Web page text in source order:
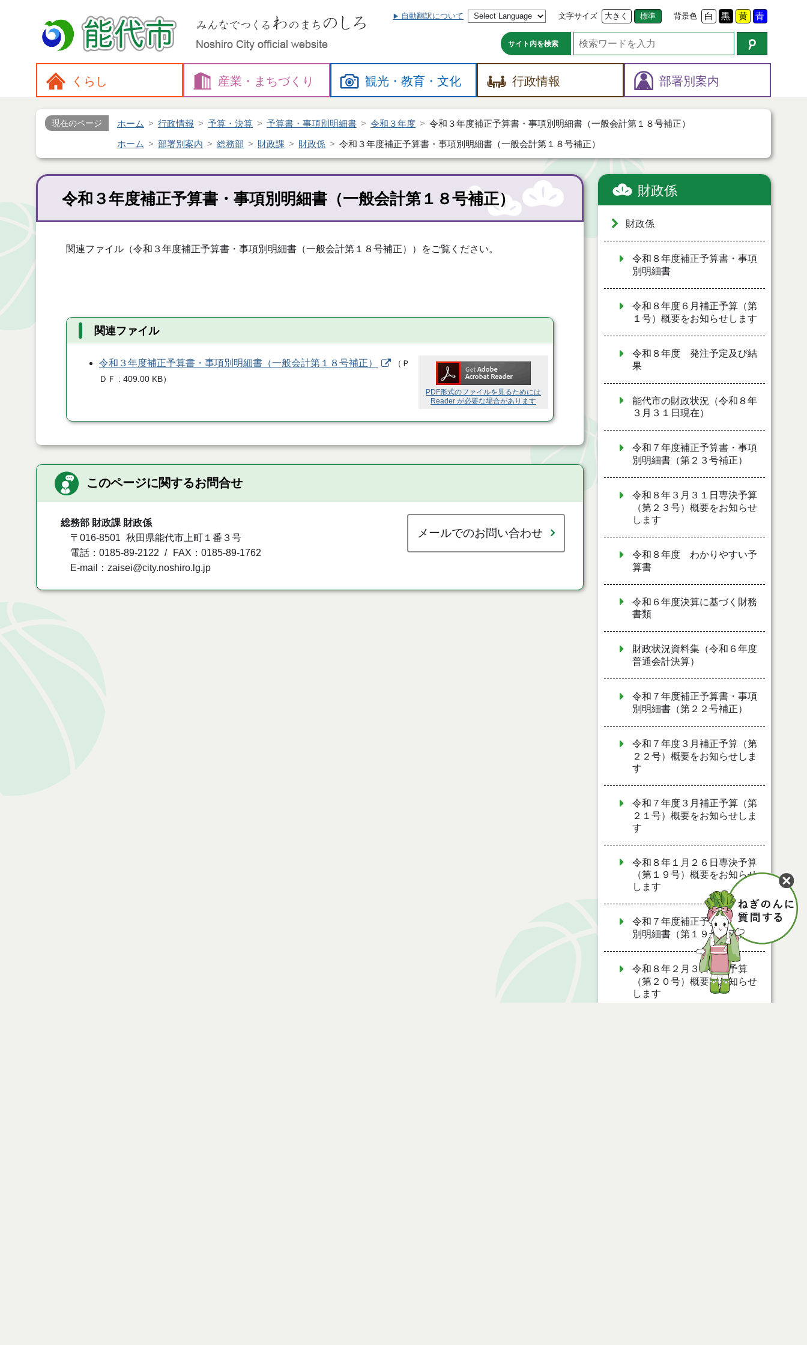
自動翻訳について 文字サイズ 大きく 標準 背景色 白 黒 黄 青
サイト内を検索
くらし 産業・ まちづくり 観光・教育・文化 行政情報 部署別案内
現在のページ ホーム 行政情報 予算・決算 予算書・事項別明細書 令和３年度 令和３年度補正予算書・事項別明細書（一般会計第１８号補正）
ホーム 部署別案内 総務部 財政課 財政係 令和３年度補正予算書・事項別明細書（一般会計第１８号補正）
令和３年度補正予算書・事項別明細書（一般会計第１８号補正）
関連ファイル（令和３年度補正予算書・事項別明細書（一般会計第１８号補正））をご覧ください。
関連ファイル
PDF形式のファイルを見るためには
Reader が必要な場合があります
令和３年度補正予算書・事項別明細書（一般会計第１８号補正） （ Ｐ
ＤＦ
409.00 KB）
このページに関するお問合せ
総務部 財政課 財政係
〒016-8501
秋田県能代市上町１番３号
電話：0185-89-2122
FAX：0185-89-1762
E-mail：zaisei@city.noshiro.lg.jp
メールでのお問い合わせ
財政係
財政係
令和８年度補正予算書・事項
別明細書
令和８年度６月補正予算（第
１号）概要をお知らせします
令和８年度 発注予定及び結
果
能代市の財政状況（令和８年
３月３１日現在）
令和７年度補正予算書・事項
別明細書（第２３号補正）
令和８年３月３１日専決予算
（第２３号）概要をお知らせ
します
令和８年度 わかりやすい予
算書
令和６年度決算に基づく財務
書類
財政状況資料集（令和６年度
普通会計決算）
令和７年度補正予算書・事項
別明細書（第２２号補正）
令和７年度３月補正予算（第
２２号）概要をお知らせしま
す
令和７年度３月補正予算（第
２１号）概要をお知らせしま
す
令和８年１月２６日専決予算
（第１９号）概要をお知らせ
します
令和７年度補正予算書・事項
別明細書（第１９号補正）
令和８年２月３日専決予算
（第２０号）概要をお知らせ
します